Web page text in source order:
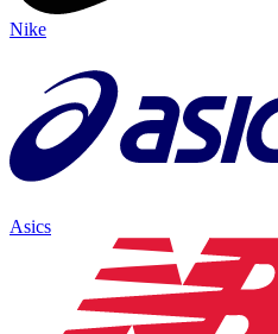
Nike
Asics